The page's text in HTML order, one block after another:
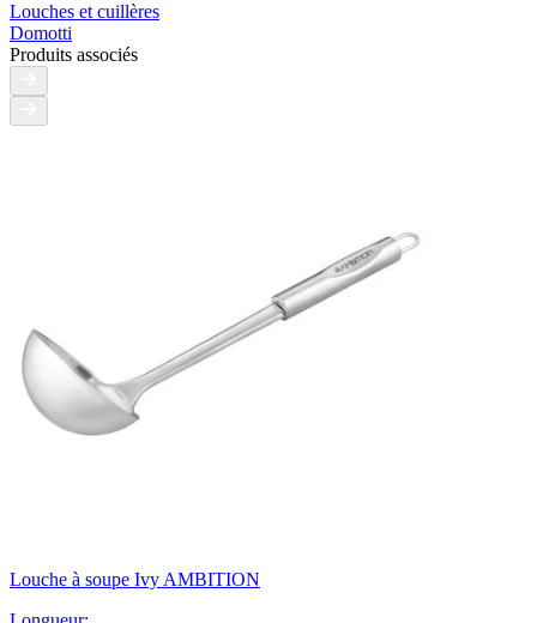
Louches et cuillères
Domotti
Produits associés
Louche à soupe Ivy AMBITION